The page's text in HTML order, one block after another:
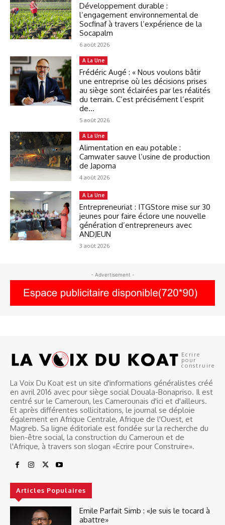
Développement durable :
l’engagement environnemental de
Socfinaf à travers l’expérience de la
Socapalm
6 août 2026
A La Une
Frédéric Augé : « Nous voulons bâtir
une entreprise où les décisions prises
au siège sont éclairées par les réalités
du terrain. C’est précisément l’esprit
de...
5 août 2026
A La Une
Alimentation en eau potable :
Camwater sauve l’usine de production
de Japoma
4 août 2026
A La Une
Entrepreneuriat : ITGStore mise sur 30
jeunes pour faire éclore une nouvelle
génération d’entrepreneurs avec
ANDJEUN
3 août 2026
- Advertisement -
Ecrire
pour
construire
La Voix Du Koat est un site d'informations généralistes créé
en avril 2016 avec pour siège social Douala-Bonapriso. Il est
centré sur le Cameroun, les Camerounais d'ici et d'ailleurs.
Et après différentes sollicitations, le journal se déploie
également en Afrique Centrale, Afrique de l'Ouest, et
Magreb. Sa ligne éditoriale est fondée sur la recherche du
bien-être social, la construction du Cameroun et de
l'Afrique, à travers son slogan «Ecrire pour Construire».
Articles Populaires
Emile Parfait Simb : «Je suis le tocard à
abattre»